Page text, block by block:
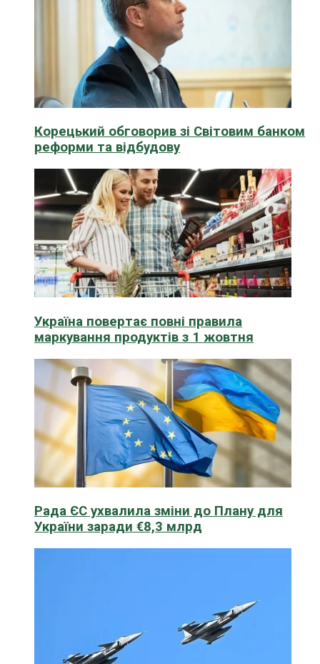
Корецький обговорив зі Світовим банком
реформи та відбудову
Україна повертає повні правила
маркування продуктів з 1 жовтня
Рада ЄС ухвалила зміни до Плану для
України заради €8,3 млрд